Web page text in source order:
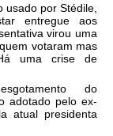
por Stédile,
entregue aos
virou uma
votaram mas
uma crise de
do
adotado pelo ex-
atual presidenta